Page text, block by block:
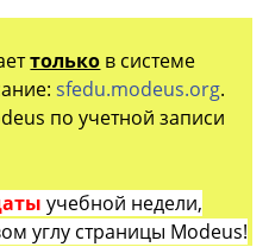
только в системе
sfedu.modeus.org.
по учетной записи
учебной недели,
углу страницы Modeus!